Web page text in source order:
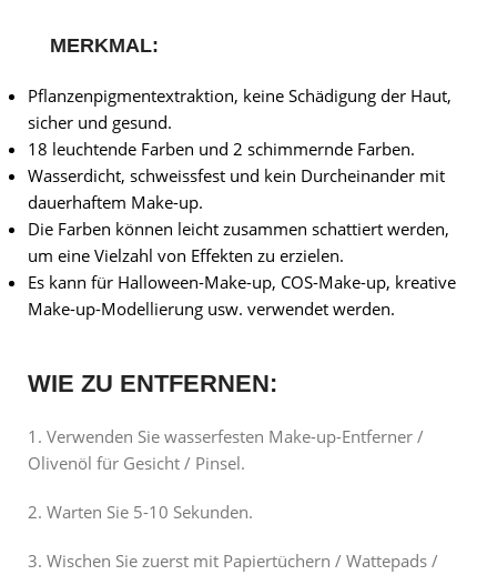
MERKMAL:
Pflanzenpigmentextraktion, keine Schädigung der Haut,
sicher und gesund.
18 leuchtende Farben und 2 schimmernde Farben.
Wasserdicht, schweissfest und kein Durcheinander mit
dauerhaftem Make-up.
Die Farben können leicht zusammen schattiert werden,
um eine Vielzahl von Effekten zu erzielen.
Es kann für Halloween-Make-up, COS-Make-up, kreative
Make-up-Modellierung usw. verwendet werden.
WIE ZU ENTFERNEN:
1. Verwenden Sie wasserfesten Make-up-Entferner /
Olivenöl für Gesicht / Pinsel.
2. Warten Sie 5-10 Sekunden.
3. Wischen Sie zuerst mit Papiertüchern / Wattepads /